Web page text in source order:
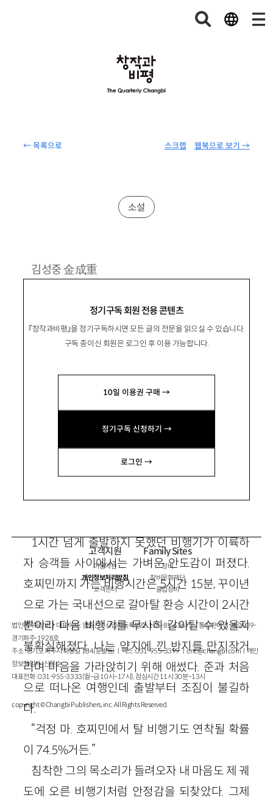
← 목록으로 웹북으로 보기 →
스크랩
정기구독 회원 전용 콘텐츠
『창작과비평』을 정기구독하시면 모든 글의 전문을 읽으실 수 있습니다.
구독 중이신 회원은 로그인 후 이용 가능합니다.
10일 이용권 구매 →
정기구독 신청하기 →
로그인 →
소설
김성중金成重
소설집 『개그맨』 『국경시장』 『에디 혹은 애슐
hippieshow@naver.com
새로운 남편
1시간 넘게 출발하지 못했던 비행기가 이륙하
자 승객들 사이에서는 가벼운 안도감이 퍼졌다.
호찌민까지 가는 비행시간은 5시간 15분, 꾸이년
으로 가는 국내선으로 갈아탈 환승 시간이 2시간
뿐이라 다음 비행기를 무사히 갈아탈 수 있을지
불확실해졌다. 나는 약지에 낀 반지를 만지작거
리며 마음을 가라앉히기 위해 애썼다. 준과 처음
으로 떠나온 여행인데 출발부터 조짐이 불길하
다.
“걱정 마. 호찌민에서 탈 비행기도 연착될 확률
이 74.5%거든.”
침착한 그의 목소리가 들려오자 내 마음도 제 궤
도에 오른 비행기처럼 안정감을 되찾았다. 그제
고객지원
이용약관
개인정보처리방침
고객센터
Family Sites
창비
창비문화재단
클럽창비
법인명 : ㈜창비ㅣ대표이사 : 염종선ㅣ사업자등록번호 : 105-81-63672ㅣ통신판매업 : 제 2009-
경기파주-1928호
주소 : 경기도 파주시 회동길 184(문발동)ㅣ팩스 : 031-955-3399 ㅣcnc@changbi.comㅣ개인
정보책임자 : 신문수
대표전화 : 031-955-3333(월~금 10시~17시), 점심시간 11시 30분~13시
copyright © Changbi Publishers, inc. All Rights Reserved.